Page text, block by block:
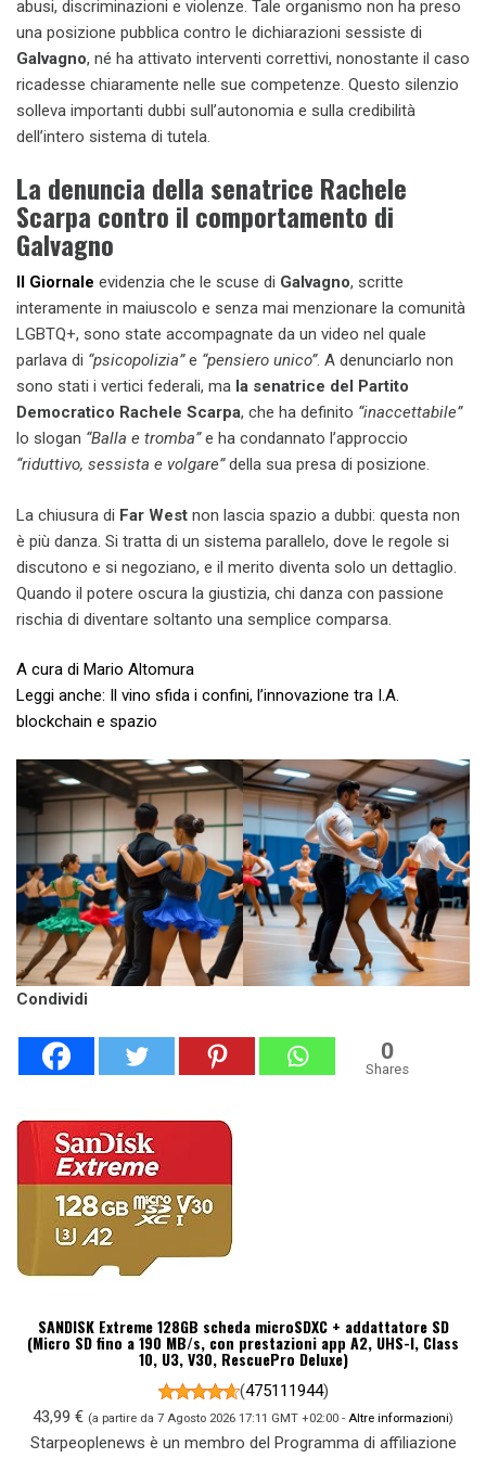
abusi, discriminazioni e violenze. Tale organismo non ha preso
una posizione pubblica contro le dichiarazioni sessiste di
Galvagno, né ha attivato interventi correttivi, nonostante il caso
ricadesse chiaramente nelle sue competenze. Questo silenzio
solleva importanti dubbi sull’autonomia e sulla credibilità
dell’intero sistema di tutela.
La denuncia della senatrice Rachele
Scarpa contro il comportamento di
Galvagno
Il Giornale evidenzia che le scuse di Galvagno, scritte
interamente in maiuscolo e senza mai menzionare la comunità
LGBTQ+, sono state accompagnate da un video nel quale
parlava di “psicopolizia”e “pensiero unico”. A denunciarlo non
sono stati i vertici federali, ma la senatrice del Partito
Democratico Rachele Scarpa, che ha definito “inaccettabile”
lo slogan “Balla e tromba”e ha condannato l’approccio
“riduttivo, sessista e volgare”della sua presa di posizione.
La chiusura di Far West non lascia spazio a dubbi: questa non
è più danza. Si tratta di un sistema parallelo, dove le regole si
discutono e si negoziano, e il merito diventa solo un dettaglio.
Quando il potere oscura la giustizia, chi danza con passione
rischia di diventare soltanto una semplice comparsa.
A cura di Mario Altomura
Leggi anche: Il vino sfida i confini, l’innovazione tra I.A.
blockchain e spazio
Condividi
0
Shares
SANDISK Extreme 128GB scheda microSDXC + addattatore SD
(Micro SD fino a 190 MB/s, con prestazioni app A2, UHS-I, Class
10, U3, V30, RescuePro Deluxe)
(475111944)
43,99 € (a partire da 7 Agosto 2026 17:11 GMT +02:00 - Altre informazioni)
Starpeoplenews è un membro del Programma di affiliazione